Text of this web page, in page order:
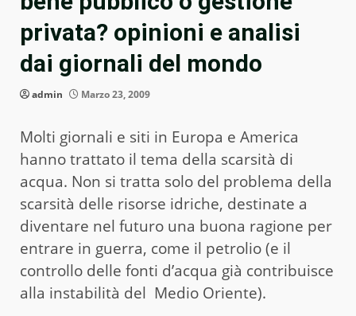
privata? opinioni e analisi
dai giornali del mondo
admin Marzo 23, 2009
Molti giornali e siti in Europa e America
hanno trattato il tema della scarsità di
acqua. Non si tratta solo del problema della
scarsità delle risorse idriche, destinate a
diventare nel futuro una buona ragione per
entrare in guerra, come il petrolio (e il
controllo delle fonti d’acqua già contribuisce
alla instabilità del Medio Oriente).